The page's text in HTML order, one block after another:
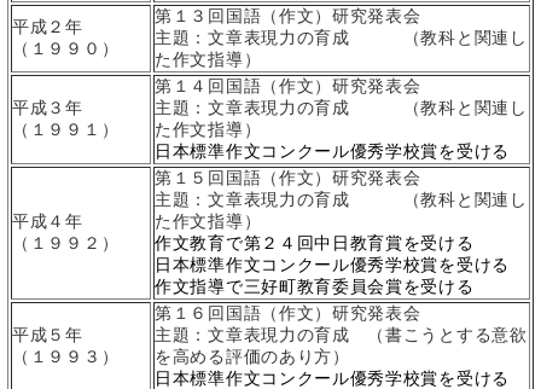
平成２年
（１９９０）
第１３回国語（作文）研究発表会
主題：文章表現力の育成 （教科と関連し
た作文指導）
平成３年
（１９９１）
第１４回国語（作文）研究発表会
主題：文章表現力の育成 （教科と関連し
た作文指導）
日本標準作文コンクール優秀学校賞を受ける
平成４年
（１９９２）
第１５回国語（作文）研究発表会
主題：文章表現力の育成 （教科と関連し
た作文指導）
作文教育で第２４回中日教育賞を受ける
日本標準作文コンクール優秀学校賞を受ける
作文指導で三好町教育委員会賞を受ける
平成５年
（１９９３）
第１６回国語（作文）研究発表会
主題：文章表現力の育成 （書こうとする意欲
を高める評価のあり方）
日本標準作文コンクール優秀学校賞を受ける